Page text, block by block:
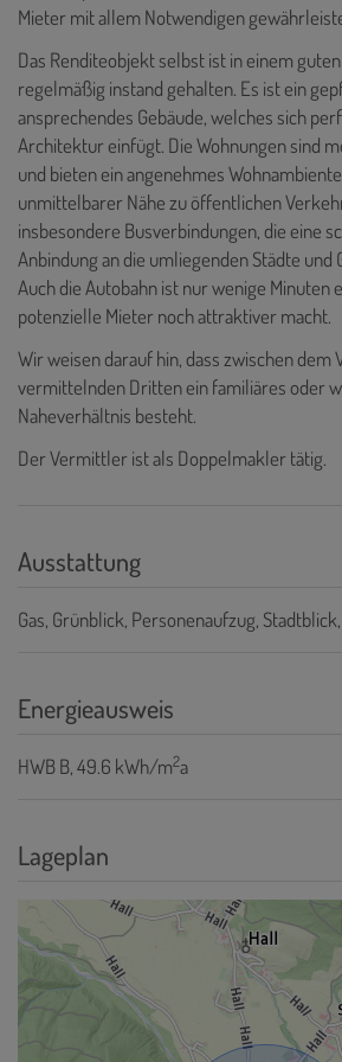
Mieter mit allem Notwendigen
Das Renditeobjekt selbst ist in einem
regelmäßig instand gehalten. Es ist ein
ansprechendes Gebäude, welches sich
Architektur einfügt. Die Wohnungen sind
und bieten ein angenehmes
unmittelbarer Nähe zu öffentlichen
insbesondere Busverbindungen, die eine
Anbindung an die umliegenden Städte und
Auch die Autobahn ist nur wenige Minuten
potenzielle Mieter noch attraktiver macht.
Wir weisen darauf hin, dass zwischen
vermittelnden Dritten ein familiäres oder
Naheverhältnis besteht.
Der Vermittler ist als Doppelmakler tätig.
Ausstattung
Gas Grünblick Personenaufzug Stadtblick
Energieausweis
HWBB, 49.6 kWh/m2a
Lageplan